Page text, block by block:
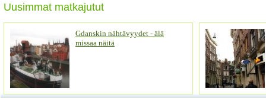
Uusimmat matkajutut
Gdanskin nähtävyydet - älä
missaa näitä